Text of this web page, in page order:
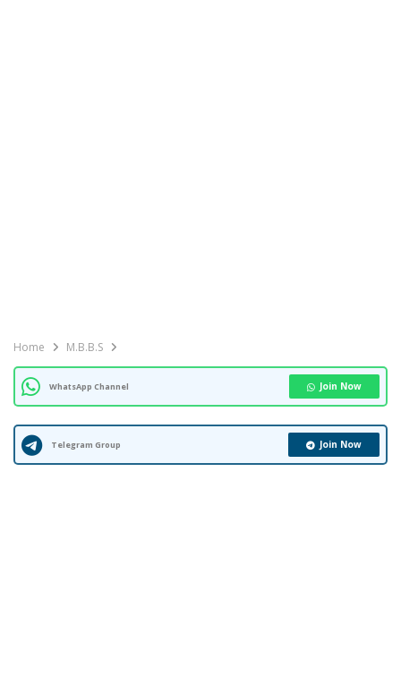
Home M.B.B.S
WhatsApp Channel Join Now
Telegram Group Join Now